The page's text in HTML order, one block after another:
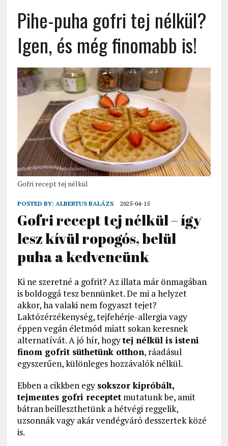
Pihe-puha gofri tej nélkül?
Igen, és még finomabb is!
Gofri recept tej nélkül
POSTED BY: ALBERTUS BALÁZS 2025-04-15
Gofri recept tej nélkül – így
lesz kívül ropogós, belül
puha a kedvencünk
Ki ne szeretné a gofrit? Az illata már önmagában
is boldoggá tesz bennünket. De mi a helyzet
akkor, ha valaki nem fogyaszt tejet?
Laktózérzékenység, tejfehérje-allergia vagy
éppen vegán életmód miatt sokan keresnek
alternatívát. A jó hír, hogytej nélkül is isteni
finom gofrit süthetünk otthon, ráadásul
egyszerűen, különleges hozzávalók nélkül.
Ebben a cikkben egy sokszor kipróbált,
tejmentes gofri receptetmutatunk be, amit
bátran beilleszthetünk a hétvégi reggelik,
uzsonnák vagy akár vendégváró desszertek közé
is.